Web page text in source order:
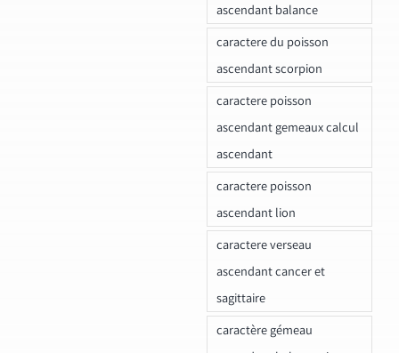
ascendant balance
caractere du poisson
ascendant scorpion
caractere poisson
ascendant gemeaux calcul
ascendant
caractere poisson
ascendant lion
caractere verseau
ascendant cancer et
sagittaire
caractère gémeau